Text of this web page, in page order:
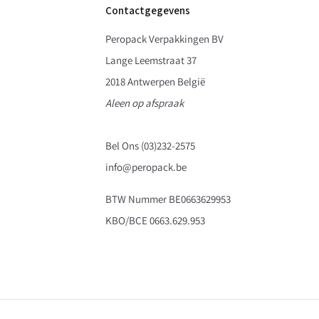
Contactgegevens
Peropack Verpakkingen BV
Lange Leemstraat 37
2018 Antwerpen België
Aleen op afspraak
Bel Ons (03)232-2575
info@peropack.be
BTW Nummer BE0663629953
KBO/BCE 0663.629.953